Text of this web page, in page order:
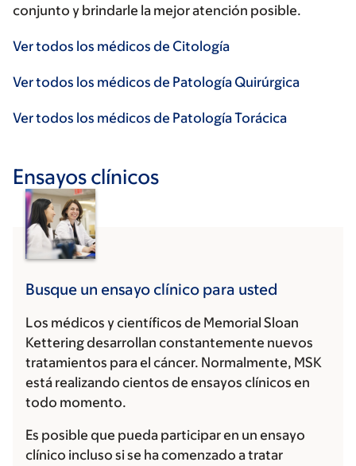
conjunto y brindarle la mejor atención posible.
Ver todos los médicos de Citología
Ver todos los médicos de Patología Quirúrgica
Ver todos los médicos de Patología Torácica
Ensayos clínicos
Busque un ensayo clínico para usted
Los médicos y científicos de Memorial Sloan
Kettering desarrollan constantemente nuevos
tratamientos para el cáncer. Normalmente, MSK
está realizando cientos de ensayos clínicos en
todo momento.
Es posible que pueda participar en un ensayo
clínico incluso si se ha comenzado a tratar